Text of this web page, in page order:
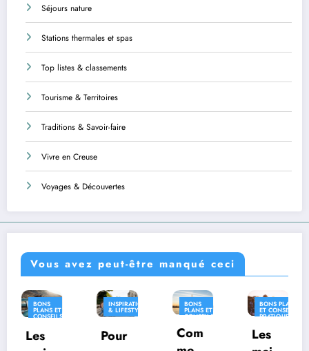
Séjours nature
Stations thermales et spas
Top listes & classements
Tourisme & Territoires
Traditions & Savoir-faire
Vivre en Creuse
Voyages & Découvertes
Vous avez peut-être manqué ceci
INSPIRATION
& LIFESTYLE
Pour
BONS
PLANS ET
CONSEILS
Com
BONS PLANS
ET CONSEILS
PRATIQUES
INSPIRATION
& LIFESTYLE
Les
INSPIRATION
& LIFESTYLE
Où